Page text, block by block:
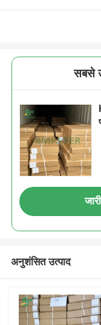
सबसे
अनुशंसित उत्पाद